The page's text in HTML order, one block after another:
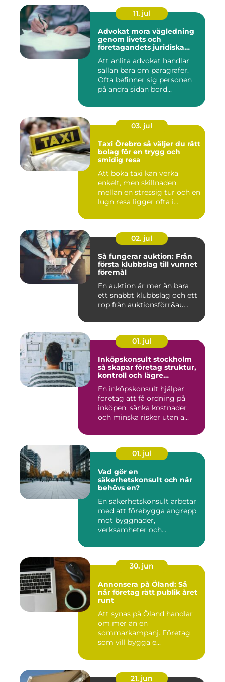
11. jul
Advokat mora vägledning
genom livets och
företagandets juridiska
Att anlita advokat handlar
sällan bara om paragrafer.
Ofta befinner sig personen
på andra sidan bord...
03. jul
Taxi Örebro så väljer du rätt
bolag för en trygg och
smidig resa
Att boka taxi kan verka
enkelt, men skillnaden
mellan en stressig tur och en
lugn resa ligger ofta i...
02. jul
Så fungerar auktion: Från
första klubbslag till vunnet
föremål
En auktion är mer än bara
ett snabbt klubbslag och ett
rop från auktionsförr&au...
01. jul
Inköpskonsult stockholm
så skapar företag struktur,
kontroll och lägre
En inköpskonsult hjälper
företag att få ordning på
inköpen, sänka kostnader
och minska risker utan a...
01. jul
Vad gör en
säkerhetskonsult och när
behövs en?
En säkerhetskonsult arbetar
med att förebygga angrepp
mot byggnader,
verksamheter och
30. jun
Annonsera på Öland: Så
når företag rätt publik året
runt
Att synas på Öland handlar
om mer än en
sommarkampanj. Företag
som vill bygga e...
21. jun